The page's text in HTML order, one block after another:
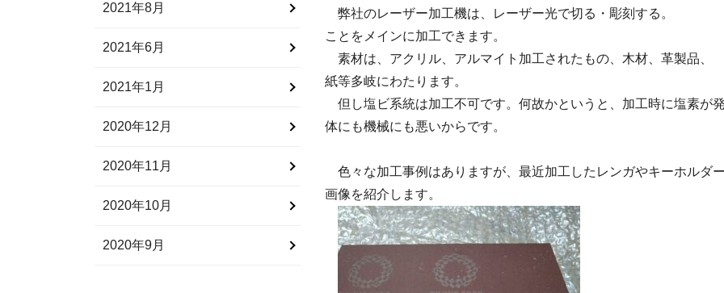
2021年8月
2021年6月
2021年1月
2020年12月
2020年11月
2020年10月
2020年9月
弊社のレーザー加工機は、レーザー光で切る・彫刻する。
ことをメインに加工できます。
素材は、アクリル、アルマイト加工されたもの、木材、革製品、
紙等多岐にわたります。
但し塩ビ系統は加工不可です。何故かというと、加工時に塩素が発
体にも機械にも悪いからです。
色々な加工事例はありますが、最近加工したレンガやキーホルダ
画像を紹介します。